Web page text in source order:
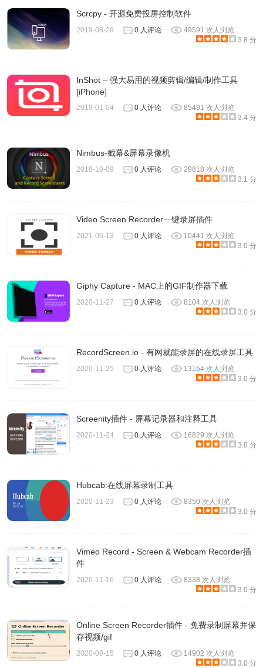
4、在录制前，用户还可以选择是否打开麦克风，这对于需要
对录制的分辨率和帧数进行调整。录屏开始后，中间会出现3
秒倒计时提示，倒计时完毕后正式进入录屏阶段。
鸦、擦除等操作。当然这个菜单栏也是可以隐藏的。
6、点击停止录制后，会跳转到编辑视频的新标签页，在这里
可以对刚才录制的视频进行裁剪、分享、下载、转gif、删除
7、当你选择保存后，Screencastify还会自动在你的谷歌云中
生成备份。当然，在Screencastify的本地文档里也是可以查
看过去保存的文件的。
Screencastify插件官网地址
https://www.screencastify.com/
Scrcpy - 开源免费投屏控制软件
2019-08-29 0 人评论
49591 次人浏览
3.8 分
InShot – 强大易用的视频剪辑/编辑/制作工具
[iPhone]
2019-01-04 0 人评论
85491 次人浏览
3.4 分
Nimbus-截幕&屏幕录像机
2018-10-09 0 人评论
29818 次人浏览
3.1 分
Video Screen Recorder一键录屏插件
2021-06-13 0 人评论
10441 次人浏览
3.0 分
Giphy Capture - MAC上的GIF制作器下载
2020-11-27 0 人评论
8104 次人浏览
3.0 分
RecordScreen.io - 有网就能录屏的在线录屏工具
2020-11-25 0 人评论
13154 次人浏览
3.0 分
Screenity插件 - 屏幕记录器和注释工具
2020-11-24 0 人评论
16829 次人浏览
3.0 分
Hubcab:在线屏幕录制工具
2020-11-23 0 人评论
8350 次人浏览
3.0 分
Vimeo Record - Screen & Webcam Recorder插
件
2020-11-16 0 人评论
8338 次人浏览
3.0 分
Online Screen Recorder插件 - 免费录制屏幕并保
存视频/gif
2020-08-15 0 人评论
14902 次人浏览
3.0 分